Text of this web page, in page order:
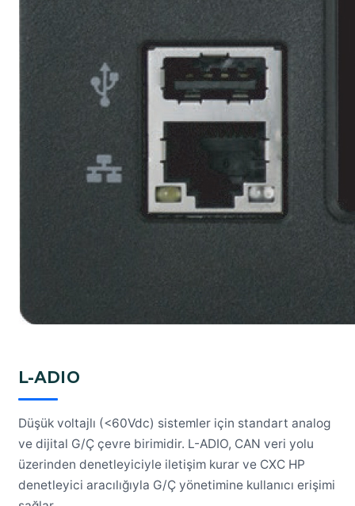
L-ADIO
Düşük voltajlı (<60Vdc) sistemler için standart analog
ve dijital G/Ç çevre birimidir. L-ADIO, CAN veri yolu
üzerinden denetleyiciyle iletişim kurar ve CXC HP
denetleyici aracılığıyla G/Ç yönetimine kullanıcı erişimi